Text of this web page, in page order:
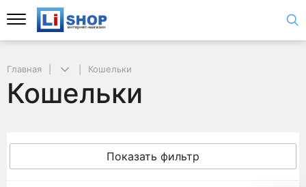
Главная Кошельки
Кошельки
Показать фильтр